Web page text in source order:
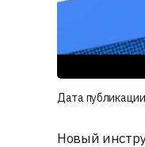
Дата
Новый